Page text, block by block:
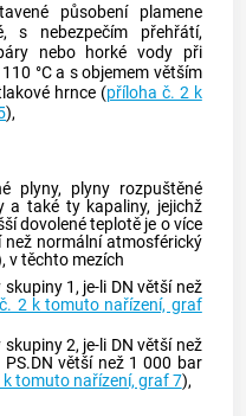
působení plamene
s nebezpečím přehřátí,
nebo horké vody při
°C a s objemem větším
hrnce (příloha č. 2 k
),
plyny, plyny rozpuštěné
a také ty kapaliny, jejichž
dovolené teplotě je o více
než normální atmosférický
v těchto mezích
1, je-li DN větší než
2 k tomuto nařízení, graf
2, je-li DN větší než
větší než 1 000 bar
tomuto nařízení, graf 7),